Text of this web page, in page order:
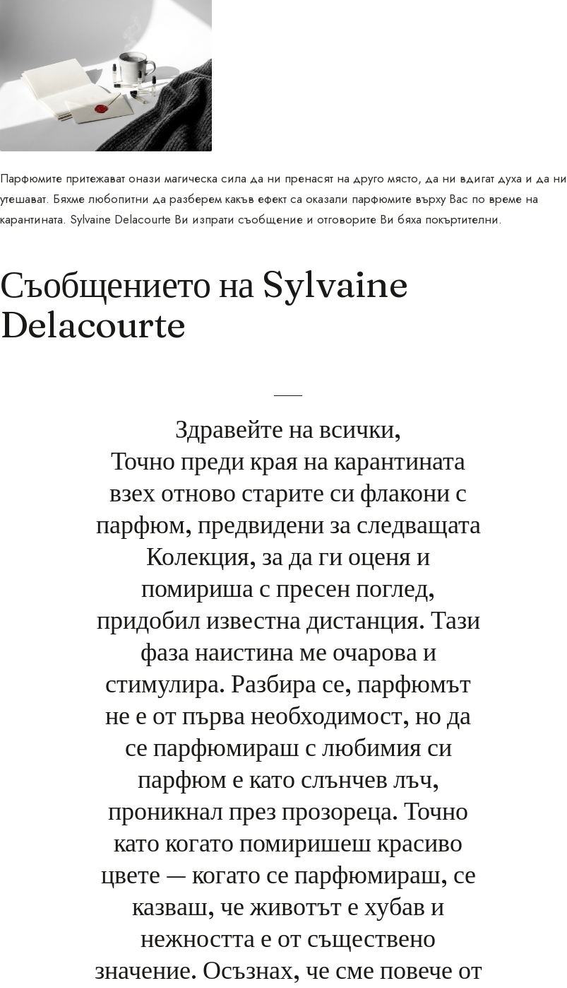
Парфюмите притежават онази магическа сила да ни пренасят на друго място, да ни вдигат духа и да ни
утешават. Бяхме любопитни да разберем какъв ефект са оказали парфюмите върху Вас по време на
карантината. Sylvaine Delacourte Ви изпрати съобщение и отговорите Ви бяха покъртителни.
Съобщението на Sylvaine
Delacourte
Здравейте на всички,
Точно преди края на карантината
взех отново старите си флакони с
парфюм, предвидени за следващата
Колекция, за да ги оценя и
помириша с пресен поглед,
придобил известна дистанция. Тази
фаза наистина ме очарова и
стимулира. Разбира се, парфюмът
не е от първа необходимост, но да
се парфюмираш с любимия си
парфюм е като слънчев лъч,
проникнал през прозореца. Точно
като когато помиришеш красиво
цвете — когато се парфюмираш, се
казваш, че животът е хубав и
нежността е от съществено
значение. Осъзнах, че сме повече от